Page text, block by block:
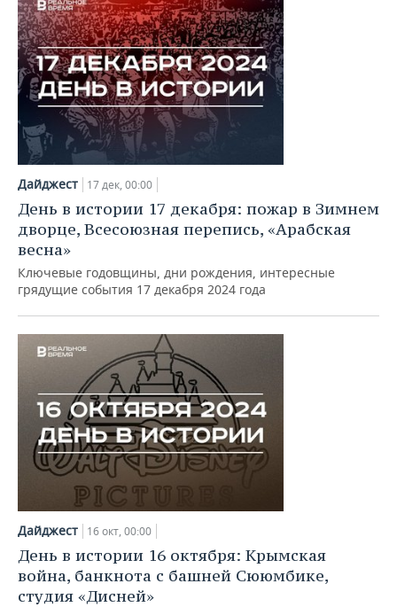
Дайджест 17 дек, 00:00
День в истории 17 декабря: пожар в Зимнем
дворце, Всесоюзная перепись, «Арабская
весна»
Ключевые годовщины, дни рождения, интересные
грядущие события 17 декабря 2024 года
Дайджест 16 окт, 00:00
День в истории 16 октября: Крымская
война, банкнота с башней Сююмбике,
студия «Дисней»